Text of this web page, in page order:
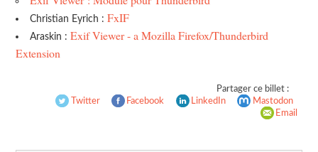
Christian Eyrich : FxIF
Araskin : Exif Viewer - a Mozilla Firefox/Thunderbird
Extension
Partager ce billet :
Twitter
Facebook LinkedIn
Mastodon
Email